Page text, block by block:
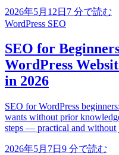
2026年5月12日 7 分で読む
WordPress SEO
SEO for
WordPress
in 2026
SEO for WordPress
wants without prior
steps — practical and without
2026年5月7日 9 分で読む